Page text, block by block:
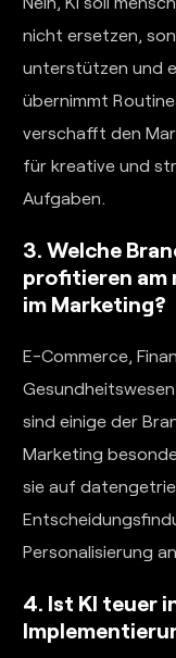
nicht ersetzen,
unterstützen und
übernimmt
verschafft den
für kreative und
Aufgaben.
3. Welche
profitieren am
im Marketing?
E-Commerce,
sind einige der
Marketing
sie auf
Personalisierung
4. Ist KI teuer